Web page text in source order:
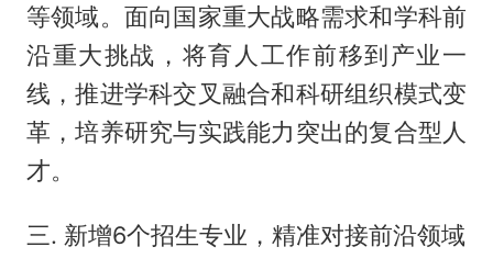
等领域。面向国家重大战略需求和学科前
沿重大挑战，将育人工作前移到产业一
线，推进学科交叉融合和科研组织模式变
革，培养研究与实践能力突出的复合型人
才。
三. 新增6个招生专业，精准对接前沿领域